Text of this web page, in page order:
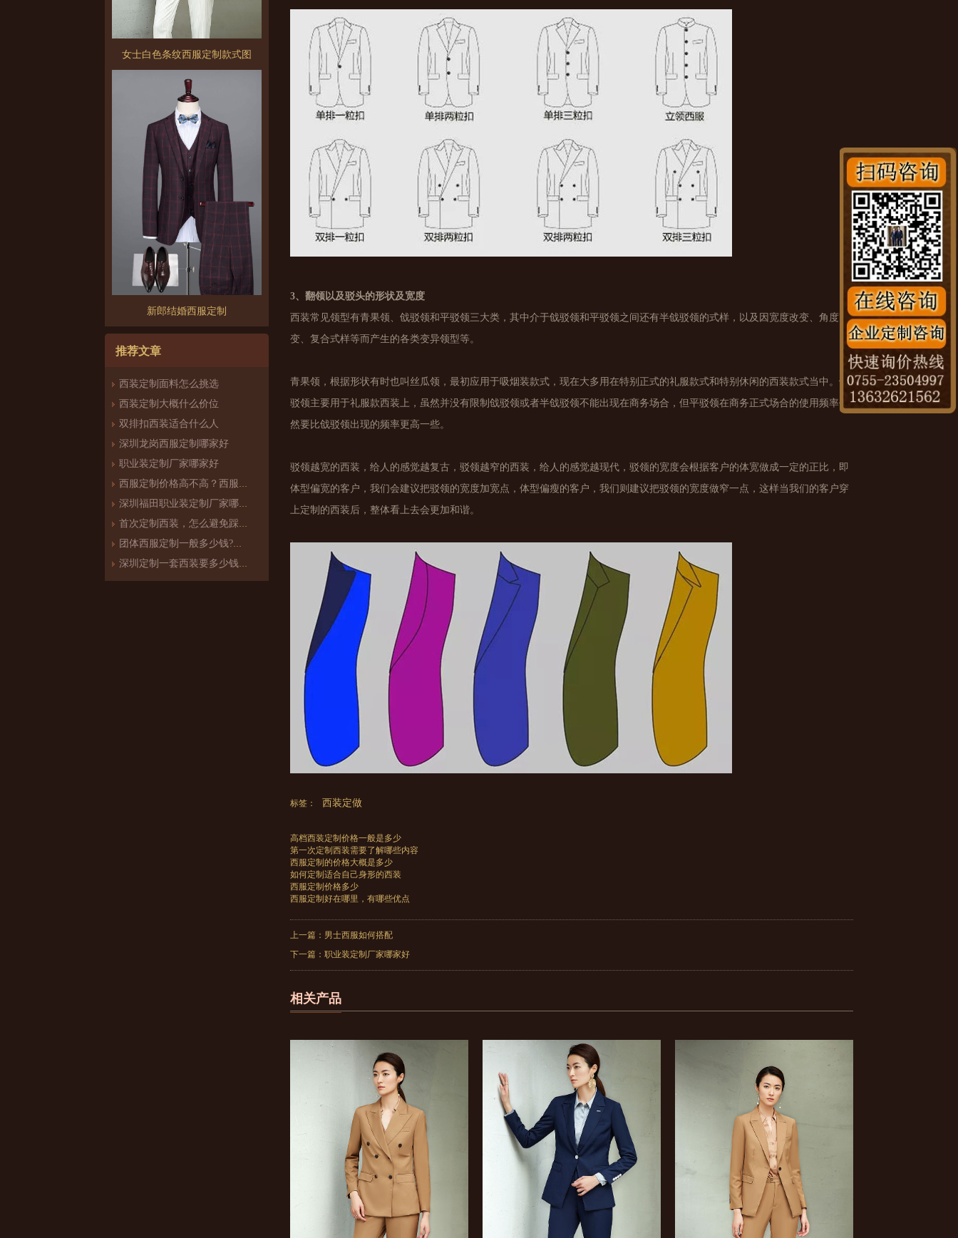
女士白色条纹西服定制款式图
新郎结婚西服定制
推荐文章
西装定制面料怎么挑选
西装定制大概什么价位
双排扣西装适合什么人
深圳龙岗西服定制哪家好
职业装定制厂家哪家好
西服定制价格高不高？西服定制哪家好？
深圳福田职业装定制厂家哪家好
首次定制西装，怎么避免踩雷？
团体西服定制一般多少钱?团体定制西服价格
深圳定制一套西装要多少钱？西服定制怎么样？
3、翻领以及驳头的形状及宽度
西装常见领型有青果领、戗驳领和平驳领三大类，其中介于戗驳领和平驳领之间还有半戗驳领的式样，以及因宽度改变、角度改
变、复合式样等而产生的各类变异领型等。
青果领，根据形状有时也叫丝瓜领，最初应用于吸烟装款式，现在大多用在特别正式的礼服款式和特别休闲的西装款式当中。戗
驳领主要用于礼服款西装上，虽然并没有限制戗驳领或者半戗驳领不能出现在商务场合，但平驳领在商务正式场合的使用频率仍
然要比戗驳领出现的频率更高一些。
驳领越宽的西装，给人的感觉越复古，驳领越窄的西装，给人的感觉越现代，驳领的宽度会根据客户的体宽做成一定的正比，即
体型偏宽的客户，我们会建议把驳领的宽度加宽点，体型偏瘦的客户，我们则建议把驳领的宽度做窄一点，这样当我们的客户穿
上定制的西装后，整体看上去会更加和谐。
标签： 西装定做
高档西装定制价格一般是多少
第一次定制西装需要了解哪些内容
西服定制的价格大概是多少
如何定制适合自己身形的西装
西服定制价格多少
西服定制好在哪里，有哪些优点
上一篇： 男士西服如何搭配
下一篇： 职业装定制厂家哪家好
相关产品